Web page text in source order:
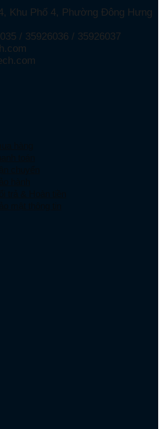
Khu Phố 4, Phường Đông Hưng
/ 35926036 / 35926037